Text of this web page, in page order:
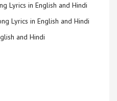
Lyrics in English and Hindi
Lyrics in English and Hindi
and Hindi